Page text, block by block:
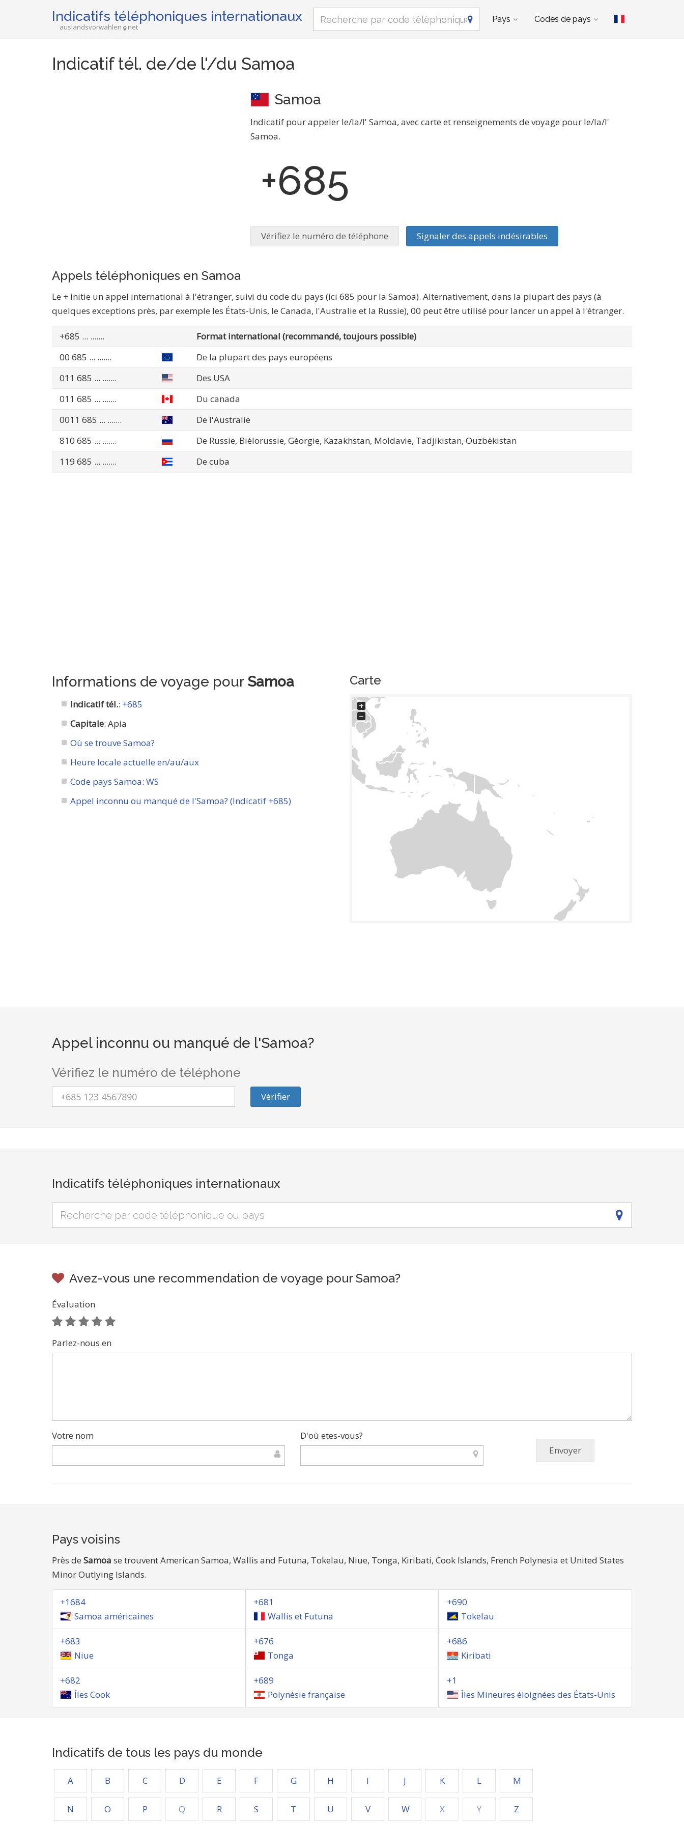
Indicatifs téléphoniques internationaux
auslandsvorwahlen net
Pays Codes de pays
Indicatif tél. de/de l'/du Samoa
Samoa
Indicatif pour appeler le/la/l' Samoa, avec carte et renseignements de voyage pour le/la/l'
Samoa.
+685
Vérifiez le numéro de téléphone Signaler des appels indésirables
Appels téléphoniques en Samoa
Le + initie un appel international à l'étranger, suivi du code du pays (ici 685 pour la Samoa). Alternativement, dans la plupart des pays (à
quelques exceptions près, par exemple les États-Unis, le Canada, l'Australie et la Russie), 00 peut être utilisé pour lancer un appel à l'étranger.
+685 ... .......
Format international (recommandé, toujours possible)
00 685 ... .......
De la plupart des pays européens
011 685 ... .......
Des USA
011 685 ... .......
Du canada
0011 685 ... .......
De l'Australie
810 685 ... .......
De Russie, Biélorussie, Géorgie, Kazakhstan, Moldavie, Tadjikistan, Ouzbékistan
119 685 ... ....... De cuba
Informations de voyage pour Samoa
Indicatif tél.: +685
Capitale: Apia
Où se trouve Samoa?
Heure locale actuelle en/au/aux
Code pays Samoa:WS
Appel inconnu ou manqué de l'Samoa? (Indicatif +685)
Carte
+
−
Appel inconnu ou manqué de l'Samoa?
Vérifiez le numéro de téléphone
Vérifier
Indicatifs téléphoniques internationaux
Avez-vous une recommendation de voyage pour Samoa?
Évaluation
Parlez-nous en
Votre nom D'où etes-vous?
Pays voisins
Près de Samoa se trouvent American Samoa, Wallis and Futuna, Tokelau, Niue, Tonga, Kiribati, Cook Islands, French Polynesia et United States
Minor Outlying Islands.
+1684
Samoa américaines
+681
Wallis et Futuna
+690
Tokelau
+683
Niue
+676
Tonga
+686
Kiribati
+682
Îles Cook
+689
Polynésie française
+1
Îles Mineures éloignées des États-Unis
Indicatifs de tous les pays du monde
A B C D E F G H I J K L M
N O P Q R S T U V W X Y Z